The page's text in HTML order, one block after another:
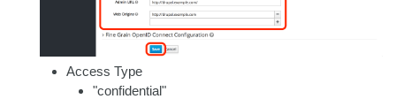
Access Type
"confidential"